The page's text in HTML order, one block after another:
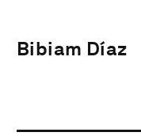
Bibiam Díaz